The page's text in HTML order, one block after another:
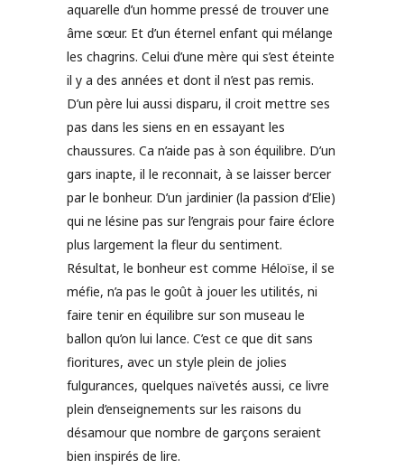
aquarelle d’un homme pressé de trouver une
âme sœur. Et d’un éternel enfant qui mélange
les chagrins. Celui d’une mère qui s’est éteinte
il y a des années et dont il n’est pas remis.
D’un père lui aussi disparu, il croit mettre ses
pas dans les siens en en essayant les
chaussures. Ca n’aide pas à son équilibre. D’un
gars inapte, il le reconnait, à se laisser bercer
par le bonheur. D’un jardinier (la passion d’Elie)
qui ne lésine pas sur l’engrais pour faire éclore
plus largement la fleur du sentiment.
Résultat, le bonheur est comme Héloïse, il se
méfie, n’a pas le goût à jouer les utilités, ni
faire tenir en équilibre sur son museau le
ballon qu’on lui lance. C’est ce que dit sans
fioritures, avec un style plein de jolies
fulgurances, quelques naïvetés aussi, ce livre
plein d’enseignements sur les raisons du
désamour que nombre de garçons seraient
bien inspirés de lire.